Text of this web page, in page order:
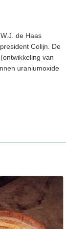
de Haas
Colijn. De
van
uraniumoxide